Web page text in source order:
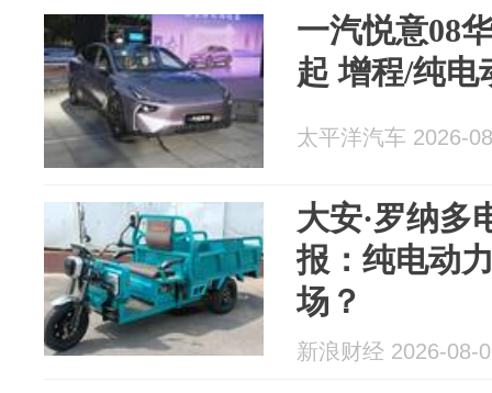
一汽悦意08
起 增程/纯电
太平洋汽车 2026-
大安·罗纳多
报：纯电动
场？
新浪财经 2026-08-